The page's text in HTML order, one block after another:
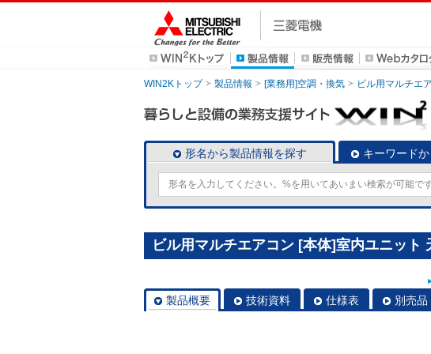
WIN2Kトップ 製品情報 [業務用]空調・換気 ビル用マルチエ
形名から製品情報を探す キーワード
ビル用マルチエアコン [本体]室内ユニット
製品概要 技術資料 仕様表 別売品